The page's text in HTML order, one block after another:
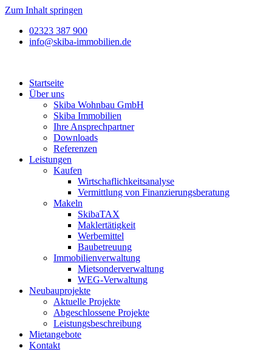
Zum Inhalt springen
02323 387 900
info@skiba-immobilien.de
Startseite
Über uns
Skiba Wohnbau GmbH
Skiba Immobilien
Ihre Ansprechpartner
Downloads
Referenzen
Leistungen
Kaufen
Wirtschaflichkeitsanalyse
Vermittlung von Finanzierungsberatung
Makeln
SkibaTAX
Maklertätigkeit
Werbemittel
Baubetreuung
Immobilienverwaltung
Mietsonderverwaltung
WEG-Verwaltung
Neubauprojekte
Aktuelle Projekte
Abgeschlossene Projekte
Leistungsbeschreibung
Mietangebote
Kontakt